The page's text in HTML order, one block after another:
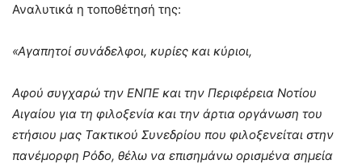
Αναλυτικά η τοποθέτησή της:
«Αγαπητοί συνάδελφοι, κυρίες και κύριοι,
Αφού συγχαρώ την ΕΝΠΕ και την Περιφέρεια Νοτίου
Αιγαίου για τη φιλοξενία και την άρτια οργάνωση του
ετήσιου μας Τακτικού Συνεδρίου που φιλοξενείται στην
πανέμορφη Ρόδο, θέλω να επισημάνω ορισμένα σημεία